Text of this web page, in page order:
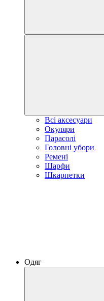
Всі аксесуари
Окуляри
Парасолі
Головні убори
Ремені
Шарфи
Шкарпетки
Одяг